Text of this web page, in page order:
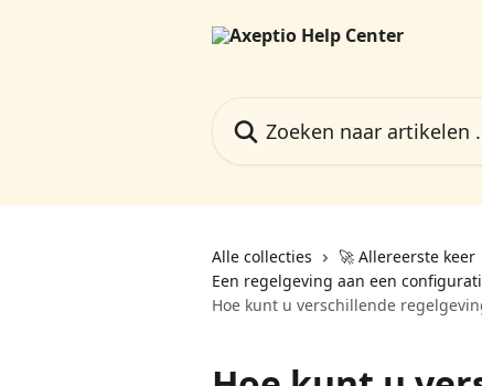
Alle collecties 🚀 Allereerste keer
Een regelgeving aan een
Hoe kunt u verschillende